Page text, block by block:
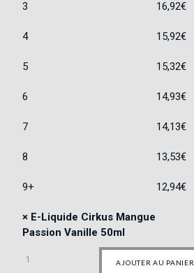
3 16,92€
4 15,92€
5 15,32€
6 14,93€
7 14,13€
8 13,53€
9+ 12,94€
× E-Liquide Cirkus Mangue
Passion Vanille 50ml
AJOUTER AU PANIER